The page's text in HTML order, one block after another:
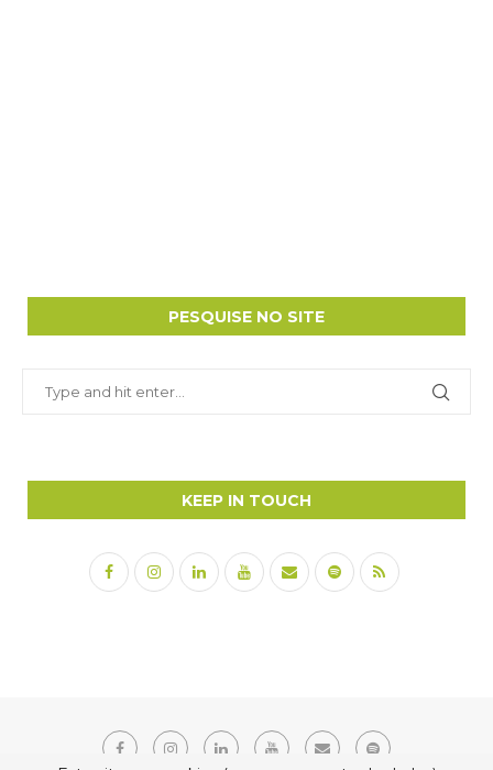
PESQUISE NO SITE
KEEP IN TOUCH